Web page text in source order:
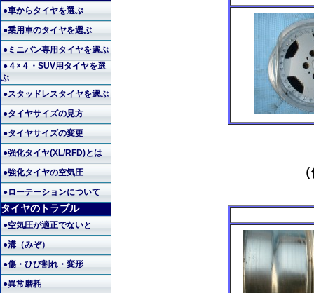
●車からタイヤを選ぶ
●乗用車のタイヤを選ぶ
●ミニバン専用タイヤを選ぶ
●４×４・SUV用タイヤを選
ぶ
●スタッドレスタイヤを選ぶ
●タイヤサイズの見方
●タイヤサイズの変更
●強化タイヤ(XL/RFD)とは
●強化タイヤの空気圧
●ローテーションについて
タイヤのトラブル
●空気圧が適正でないと
●溝（みぞ）
●傷・ひび割れ・変形
●異常磨耗